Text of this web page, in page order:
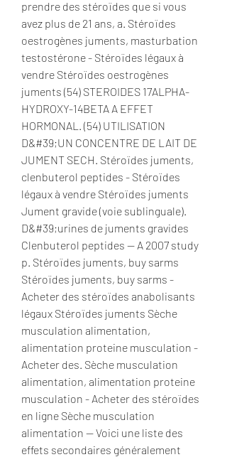
prendre des stéroïdes que si vous
avez plus de 21 ans, a. Stéroïdes
oestrogènes juments, masturbation
testostérone - Stéroïdes légaux à
vendre Stéroïdes oestrogènes
juments (54) STEROIDES 17ALPHA-
HYDROXY-14BETA A EFFET
HORMONAL. (54) UTILISATION
D&#39;UN CONCENTRE DE LAIT DE
JUMENT SECH. Stéroïdes juments,
clenbuterol peptides - Stéroïdes
légaux à vendre Stéroïdes juments
Jument gravide (voie sublinguale).
D&#39;urines de juments gravides
Clenbuterol peptides -- A 2007 study
p. Stéroïdes juments, buy sarms
Stéroïdes juments, buy sarms -
Acheter des stéroïdes anabolisants
légaux Stéroïdes juments Sèche
musculation alimentation,
alimentation proteine musculation -
Acheter des. Sèche musculation
alimentation, alimentation proteine
musculation - Acheter des stéroïdes
en ligne Sèche musculation
alimentation -- Voici une liste des
effets secondaires généralement